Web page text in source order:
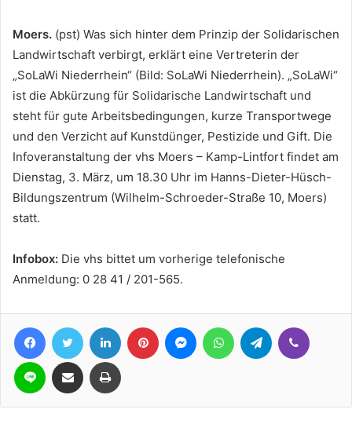
Moers. (pst) Was sich hinter dem Prinzip der Solidarischen
Landwirtschaft verbirgt, erklärt eine Vertreterin der
„SoLaWi Niederrhein“ (Bild: SoLaWi Niederrhein). „SoLaWi“
ist die Abkürzung für Solidarische Landwirtschaft und
steht für gute Arbeitsbedingungen, kurze Transportwege
und den Verzicht auf Kunstdünger, Pestizide und Gift. Die
Infoveranstaltung der vhs Moers – Kamp-Lintfort findet am
Dienstag, 3. März, um 18.30 Uhr im Hanns-Dieter-Hüsch-
Bildungszentrum (Wilhelm-Schroeder-Straße 10, Moers)
statt.
Infobox: Die vhs bittet um vorherige telefonische
Anmeldung: 0 28 41 / 201-565.
FacebookTwitter LinkedIn Pinterest MessengerWhatsAppTelegram
Line Teile per E-Mail Drucken